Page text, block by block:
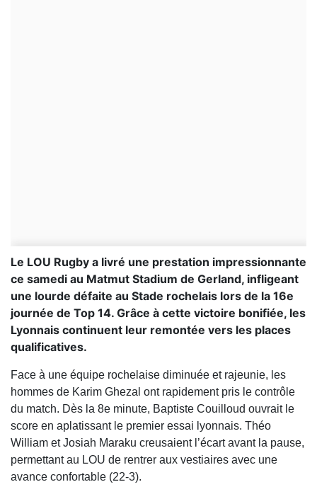
Le LOU Rugby a livré une prestation impressionnante
ce samedi au Matmut Stadium de Gerland, infligeant
une lourde défaite au Stade rochelais lors de la 16e
journée de Top 14. Grâce à cette victoire bonifiée, les
Lyonnais continuent leur remontée vers les places
qualificatives.
Face à une équipe rochelaise diminuée et rajeunie, les
hommes de Karim Ghezal ont rapidement pris le contrôle
du match. Dès la 8e minute, Baptiste Couilloud ouvrait le
score en aplatissant le premier essai lyonnais. Théo
William et Josiah Maraku creusaient l’écart avant la pause,
permettant au LOU de rentrer aux vestiaires avec une
avance confortable (22-3).